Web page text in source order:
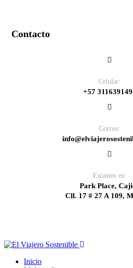
Contacto
Celular:
+57
Correo:
Estamos en:
Park Place,
Cll. 17 # 27 A 109,
Inicio